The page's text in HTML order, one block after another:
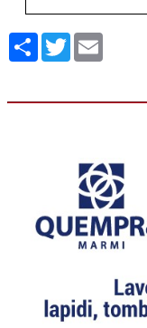
Condividi
Twitter